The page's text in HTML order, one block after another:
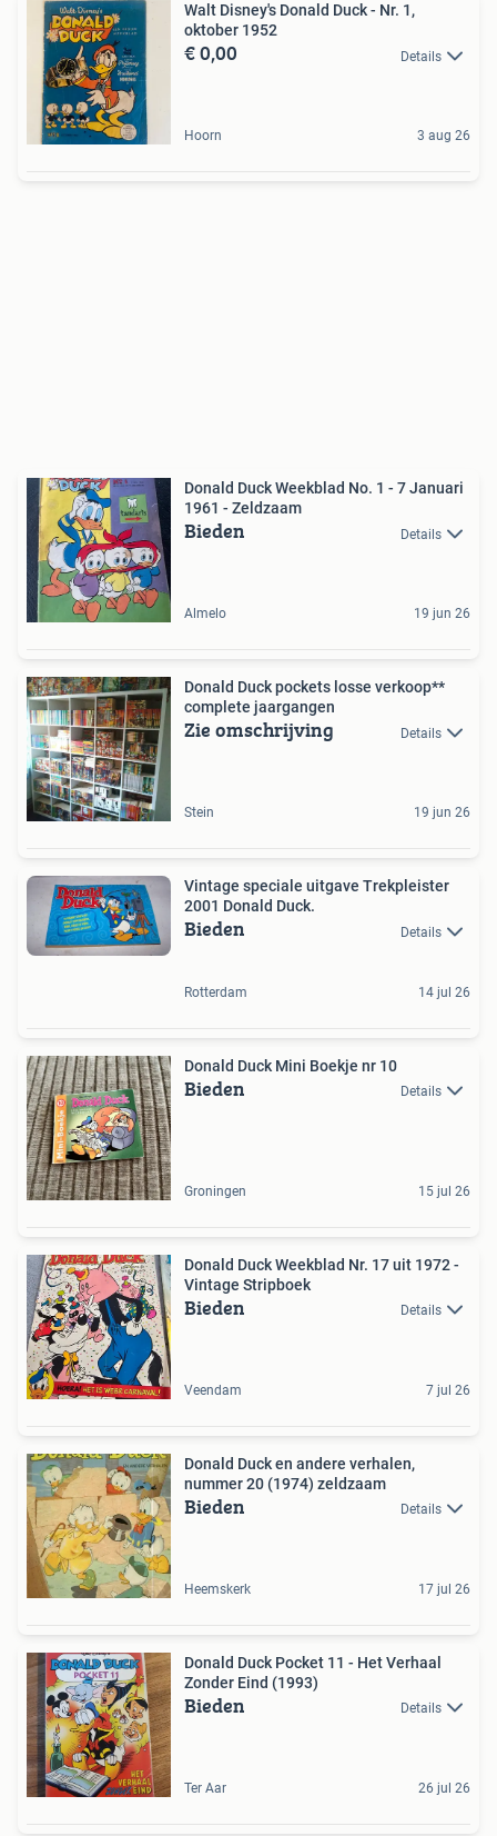
Walt Disney's Donald Duck - Nr. 1,
oktober 1952
€ 0,00 Details
Hoorn 3 aug 26
Donald Duck Weekblad No. 1 - 7 Januari
1961 - Zeldzaam
Bieden Details
Almelo 19 jun 26
Donald Duck pockets losse verkoop**
complete jaargangen
Zie omschrijving Details
Stein 19 jun 26
Vintage speciale uitgave Trekpleister
2001 Donald Duck.
Bieden Details
Rotterdam 14 jul 26
Donald Duck Mini Boekje nr 10
Bieden Details
Groningen 15 jul 26
Donald Duck Weekblad Nr. 17 uit 1972 -
Vintage Stripboek
Bieden Details
Veendam 7 jul 26
Donald Duck en andere verhalen,
nummer 20 (1974) zeldzaam
Bieden Details
Heemskerk 17 jul 26
Donald Duck Pocket 11 - Het Verhaal
Zonder Eind (1993)
Bieden Details
Ter Aar 26 jul 26